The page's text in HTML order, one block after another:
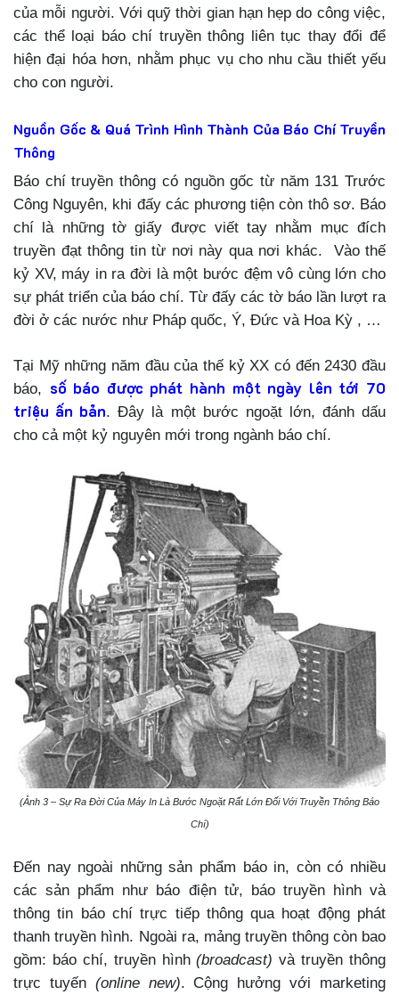
của mỗi người. Với quỹ thời gian hạn hẹp do công việc,
các thể loại báo chí truyền thông liên tục thay đổi để
hiện đại hóa hơn, nhằm phục vụ cho nhu cầu thiết yếu
cho con người.
Nguồn Gốc & Quá Trình Hình Thành Của Báo Chí Truyền
Thông
Báo chí truyền thông có nguồn gốc từ năm 131 Trước
Công Nguyên, khi đấy các phương tiện còn thô sơ. Báo
chí là những tờ giấy được viết tay nhằm mục đích
truyền đạt thông tin từ nơi này qua nơi khác. Vào thế
kỷ XV, máy in ra đời là một bước đệm vô cùng lớn cho
sự phát triển của báo chí. Từ đấy các tờ báo lần lượt ra
đời ở các nước như Pháp quốc, Ý, Đức và Hoa Kỳ , …
Tại Mỹ những năm đầu của thế kỷ XX có đến 2430 đầu
báo, số báo được phát hành một ngày lên tới 70
triệu ấn bản. Đây là một bước ngoặt lớn, đánh dấu
cho cả một kỷ nguyên mới trong ngành báo chí.
(Ảnh 3 – Sự Ra Đời Của Máy In Là Bước Ngoặt Rất Lớn Đối Với Truyền Thông Báo
Chí)
Đến nay ngoài những sản phẩm báo in, còn có nhiều
các sản phẩm như báo điện tử, báo truyền hình và
thông tin báo chí trực tiếp thông qua hoạt động phát
thanh truyền hình. Ngoài ra, mảng truyền thông còn bao
gồm: báo chí, truyền hình(broadcast)và truyền thông
trực tuyến (online new). Cộng hưởng với marketing